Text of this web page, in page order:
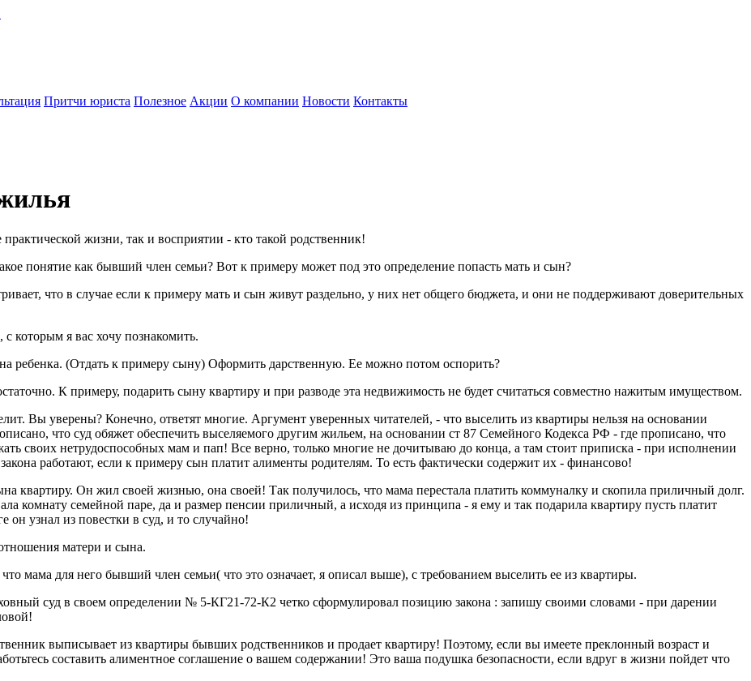
Притчи юриста Полезное Акции О компании Новости Контакты
жизни, так и восприятии - кто такой родственник!
понятие как бывший член семьи? Вот к примеру может под это определение попасть мать и сын?
что в случае если к примеру мать и сын живут раздельно, у них нет общего бюджета, и они не поддерживают доверительных
которым я вас хочу познакомить.
ребенка. (Отдать к примеру сыну) Оформить дарственную. Ее можно потом оспорить?
К примеру, подарить сыну квартиру и при разводе эта недвижимость не будет считаться совместно нажитым имуществом.
Вы уверены? Конечно, ответят многие. Аргумент уверенных читателей, - что выселить из квартиры нельзя на основании
что суд обяжет обеспечить выселяемого другим жильем, на основании ст 87 Семейного Кодекса РФ - где прописано, что
своих нетрудоспособных мам и пап! Все верно, только многие не дочитываю до конца, а там стоит приписка - при исполнении
работают, если к примеру сын платит алименты родителям. То есть фактически содержит их - финансово!
квартиру. Он жил своей жизнью, она своей! Так получилось, что мама перестала платить коммуналку и скопила приличный долг.
комнату семейной паре, да и размер пенсии приличный, а исходя из принципа - я ему и так подарила квартиру пусть платит
он узнал из повестки в суд, и то случайно!
матери и сына.
мама для него бывший член семьи( что это означает, я описал выше), с требованием выселить ее из квартиры.
суд в своем определении № 5-КГ21-72-К2 четко сформулировал позицию закона : запишу своими словами - при дарении
выписывает из квартиры бывших родственников и продает квартиру! Поэтому, если вы имеете преклонный возраст и
составить алиментное соглашение о вашем содержании! Это ваша подушка безопасности, если вдруг в жизни пойдет что